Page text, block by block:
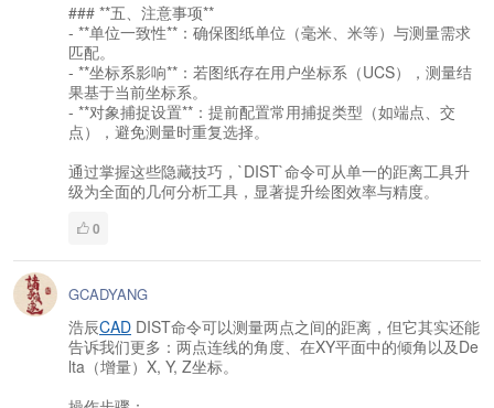
### **五、注意事项**
- **单位一致性**：确保图纸单位（毫米、米等）与测量需求
匹配。
- **坐标系影响**：若图纸存在用户坐标系（UCS），测量结
果基于当前坐标系。
- **对象捕捉设置**：提前配置常用捕捉类型（如端点、交
点），避免测量时重复选择。
通过掌握这些隐藏技巧，`DIST`命令可从单一的距离工具升
级为全面的几何分析工具，显著提升绘图效率与精度。
0
GCADYANG
浩辰CAD DIST命令可以测量两点之间的距离，但它其实还能
告诉我们更多：两点连线的角度、在XY平面中的倾角以及De
lta（增量）X, Y, Z坐标。